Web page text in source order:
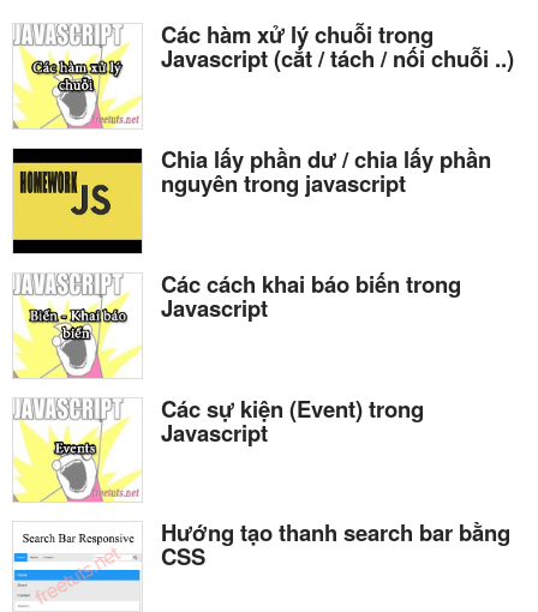
Các hàm xử lý chuỗi trong
Javascript (cắt / tách / nối chuỗi ..)
Chia lấy phần dư / chia lấy phần
nguyên trong javascript
Các cách khai báo biến trong
Javascript
Các sự kiện (Event) trong
Javascript
Hướng tạo thanh search bar bằng
CSS